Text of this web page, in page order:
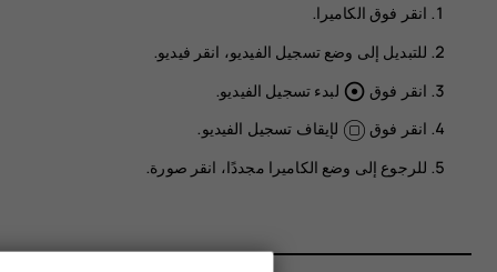
انقر فوق الكاميرا.
للتبديل إلى وضع تسجيل الفيديو، انقر فيديو.
انقر فوق adjust لبدء تسجيل الفيديو.
انقر فوق
لإيقاف تسجيل الفيديو.
للرجوع إلى وضع الكاميرا مجددًا، انقر صورة.